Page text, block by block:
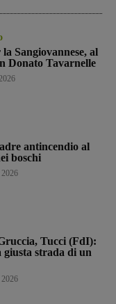
Sangiovannese, al
Donato Tavarnelle
antincendio al
boschi
Tucci (FdI):
giusta strada di un